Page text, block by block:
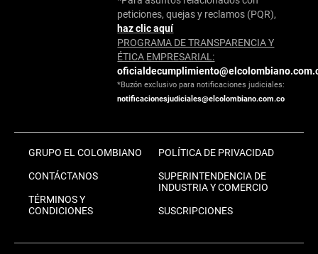
peticiones, quejas y reclamos (PQR),
haz clic aquí
PROGRAMA DE TRANSPARENCIA Y
ÉTICA EMPRESARIAL:
*Buzón exclusivo para notificaciones judiciales:
notificacionesjudiciales@elcolombiano.com.co
GRUPO EL COLOMBIANO
CONTÁCTANOS
TÉRMINOS Y
CONDICIONES
POLÍTICA DE PRIVACIDAD
SUPERINTENDENCIA DE
INDUSTRIA Y COMERCIO
SUSCRIPCIONES